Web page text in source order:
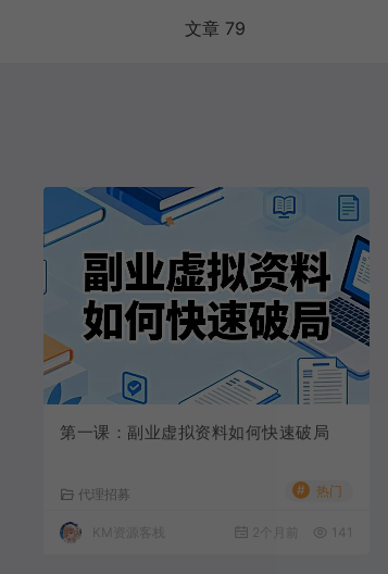
文章 79
第一课：副业虚拟资料如何快速破局
代理招募 # 热门
KM资源客栈 2个月前 141